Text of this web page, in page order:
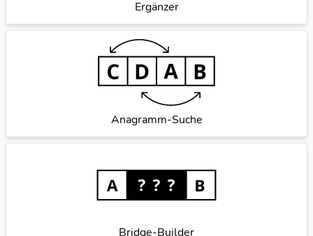
Ergänzer
Anagramm-Suche
Bridge-Builder